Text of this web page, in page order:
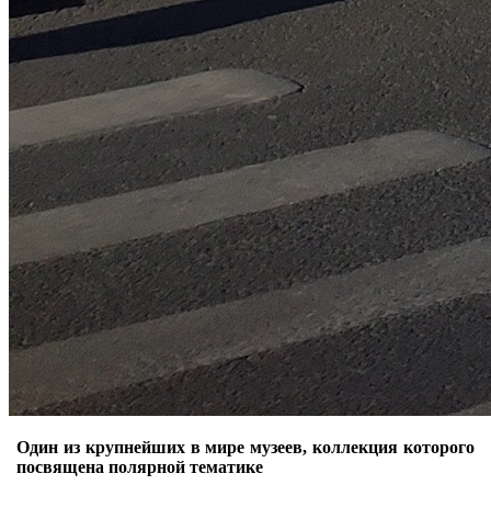
Один из крупнейших в мире музеев, коллекция которого
посвящена полярной тематике